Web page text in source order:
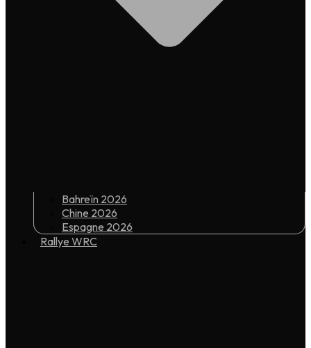
Bahreïn 2026
Chine 2026
Espagne 2026
Rallye WRC